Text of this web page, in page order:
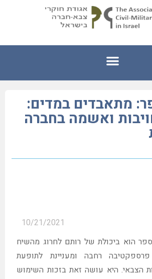
מתאבדים במדים:
ואשמה בחברה
10/21/2021
הוא ביכולת של רותם לחרוג מהשיח
רחבה ומעניינת לתופעת
הצבאי. היא עושה זאת בזכות השימוש